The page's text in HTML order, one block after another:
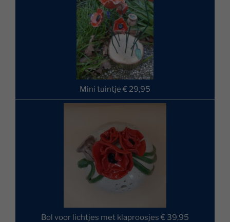
Mini tuintje € 29,95
Bol voor lichtjes met klaproosjes € 39,95